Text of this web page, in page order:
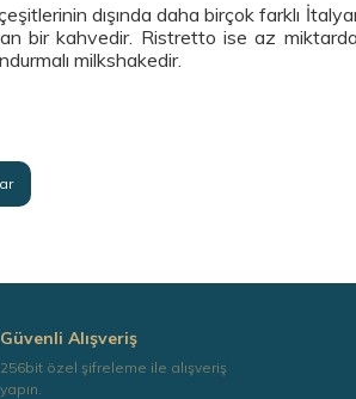
dışında daha birçok farklı
bir kahvedir. Ristretto ise az
milkshakedir.
Güvenli Alışveriş
256bit özel şifreleme ile alışveriş
yapın.